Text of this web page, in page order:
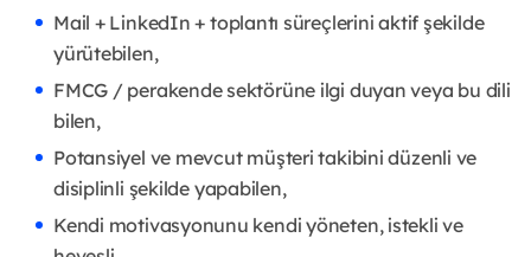
Mail + LinkedIn + toplantı süreçlerini aktif şekilde
yürütebilen,
FMCG / perakende sektörüne ilgi duyan veya bu dili
bilen,
Potansiyel ve mevcut müşteri takibini düzenli ve
disiplinli şekilde yapabilen,
Kendi motivasyonunu kendi yöneten, istekli ve